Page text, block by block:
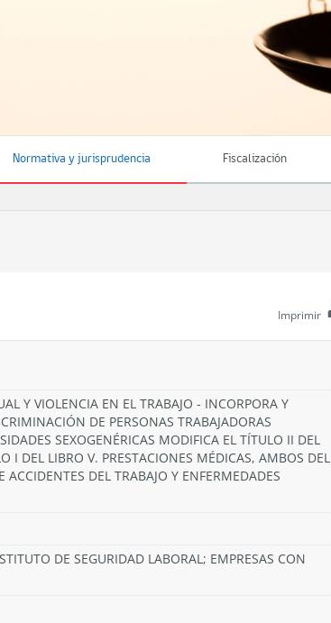
Normativa y jurisprudencia Fiscalización
Imprimir
Y VIOLENCIA EN EL TRABAJO - INCORPORA Y
DE PERSONAS TRABAJADORAS
SEXOGENÉRICAS MODIFICA EL TÍTULO II DEL
I DEL LIBRO V. PRESTACIONES MÉDICAS, AMBOS DEL
DEL TRABAJO Y ENFERMEDADES
DE SEGURIDAD LABORAL; EMPRESAS CON